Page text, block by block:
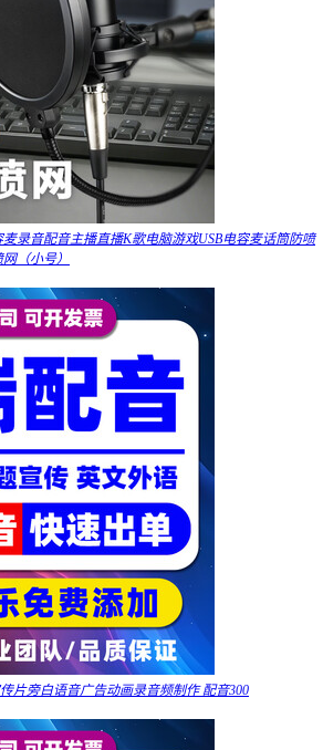
录音配音主播直播K歌电脑游戏USB电容麦话筒防喷
（小号）
片旁白语音广告动画录音频制作 配音300